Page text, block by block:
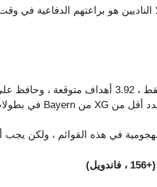
الناديين هو براعتهم الدفاعية في
سمح تشيلسي بثلاثة أهداف فقط ، 3.92
في هذه القوائم ، ولكن يجب